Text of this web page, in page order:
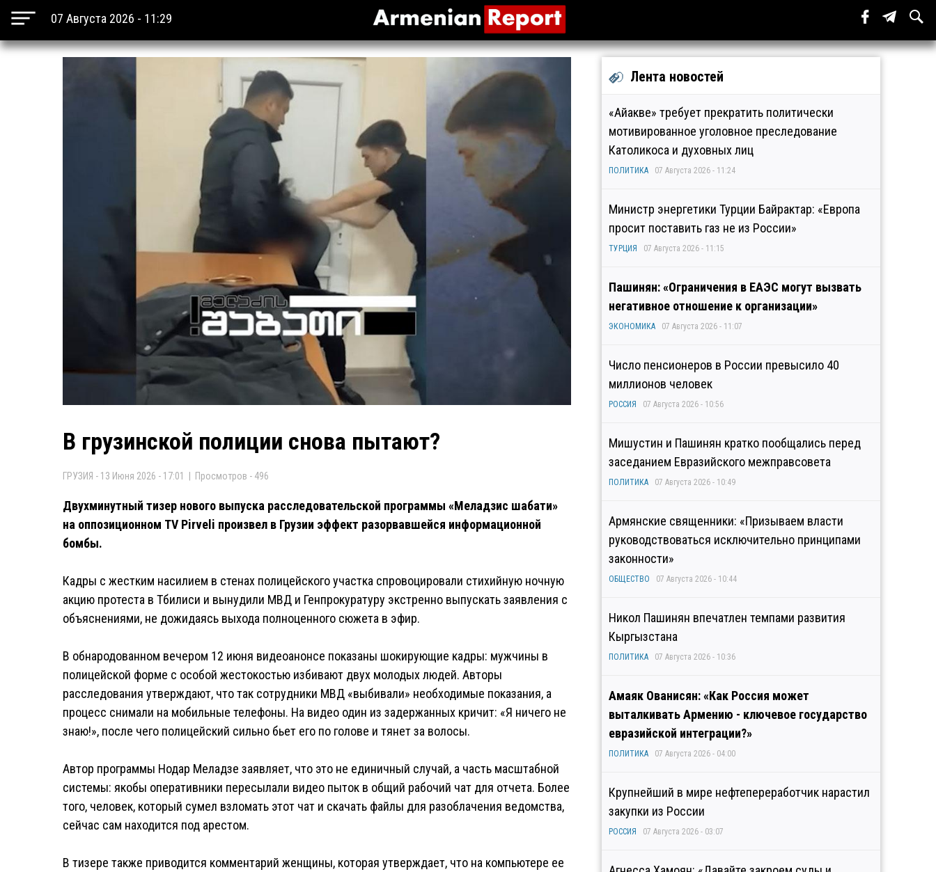
07 Августа 2026 - 11:29
В грузинской полиции снова пытают?
ГРУЗИЯ - 13 Июня 2026 - 17:01 | Просмотров - 496
Двухминутный тизер нового выпуска расследовательской программы «Меладзис шабати»
на оппозиционном TV Pirveli произвел в Грузии эффект разорвавшейся информационной
бомбы.
Кадры с жестким насилием в стенах полицейского участка спровоцировали стихийную ночную
акцию протеста в Тбилиси и вынудили МВД и Генпрокуратуру экстренно выпускать заявления с
объяснениями, не дожидаясь выхода полноценного сюжета в эфир.
В обнародованном вечером 12 июня видеоанонсе показаны шокирующие кадры: мужчины в
полицейской форме с особой жестокостью избивают двух молодых людей. Авторы
расследования утверждают, что так сотрудники МВД «выбивали» необходимые показания, а
процесс снимали на мобильные телефоны. На видео один из задержанных кричит: «Я ничего не
знаю!», после чего полицейский сильно бьет его по голове и тянет за волосы.
Автор программы Нодар Меладзе заявляет, что это не единичный случай, а часть масштабной
системы: якобы оперативники пересылали видео пыток в общий рабочий чат для отчета. Более
того, человек, который сумел взломать этот чат и скачать файлы для разоблачения ведомства,
сейчас сам находится под арестом.
В тизере также приводится комментарий женщины, которая утверждает, что на компьютере ее
Лента новостей
«Айакве» требует прекратить политически
мотивированное уголовное преследование
Католикоса и духовных лиц
ПОЛИТИКА 07 Августа 2026 - 11:24
Министр энергетики Турции Байрактар: «Европа
просит поставить газ не из России»
ТУРЦИЯ 07 Августа 2026 - 11:15
Пашинян: «Ограничения в ЕАЭС могут вызвать
негативное отношение к организации»
ЭКОНОМИКА 07 Августа 2026 - 11:07
Число пенсионеров в России превысило 40
миллионов человек
РОССИЯ 07 Августа 2026 - 10:56
Мишустин и Пашинян кратко пообщались перед
заседанием Евразийского межправсовета
ПОЛИТИКА 07 Августа 2026 - 10:49
Армянские священники: «Призываем власти
руководствоваться исключительно принципами
законности»
ОБЩЕСТВО 07 Августа 2026 - 10:44
Никол Пашинян впечатлен темпами развития
Кыргызстана
ПОЛИТИКА 07 Августа 2026 - 10:36
Амаяк Ованисян: «Как Россия может
выталкивать Армению - ключевое государство
евразийской интеграции?»
ПОЛИТИКА 07 Августа 2026 - 04:00
Крупнейший в мире нефтепереработчик нарастил
закупки из России
РОССИЯ 07 Августа 2026 - 03:07